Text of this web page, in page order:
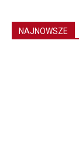
NAJNOWSZE